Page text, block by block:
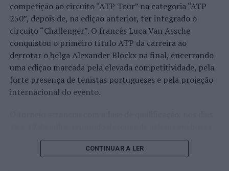
competição ao circuito “ATP Tour” na categoria “ATP
250”, depois de, na edição anterior, ter integrado o
circuito “Challenger”. O francês Luca Van Assche
conquistou o primeiro título ATP da carreira ao
derrotar o belga Alexander Blockx na final, encerrando
uma edição marcada pela elevada competitividade, pela
forte presença de tenistas portugueses e pela projeção
internacional do evento.
de um lugar no quadro principal. A cerimónia de
abertura contou com a presença do presidente da
CONTINUAR A LER